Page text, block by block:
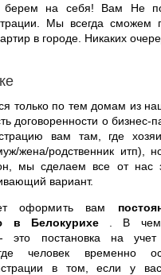
на себя! Вам Не
Мы всегда сможем
в городе. Никаких
только по тем домам из
договоренности о бизнес-
вам там, где
жена/родственник итп),
мы сделаем все от нас
вариант.
оформить вам
в Белокурихе
. В чем
это постановка на
человек временно
в том, если у